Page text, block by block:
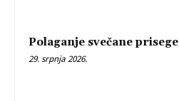
Polaganje svečane prisege
29. srpnja 2026.